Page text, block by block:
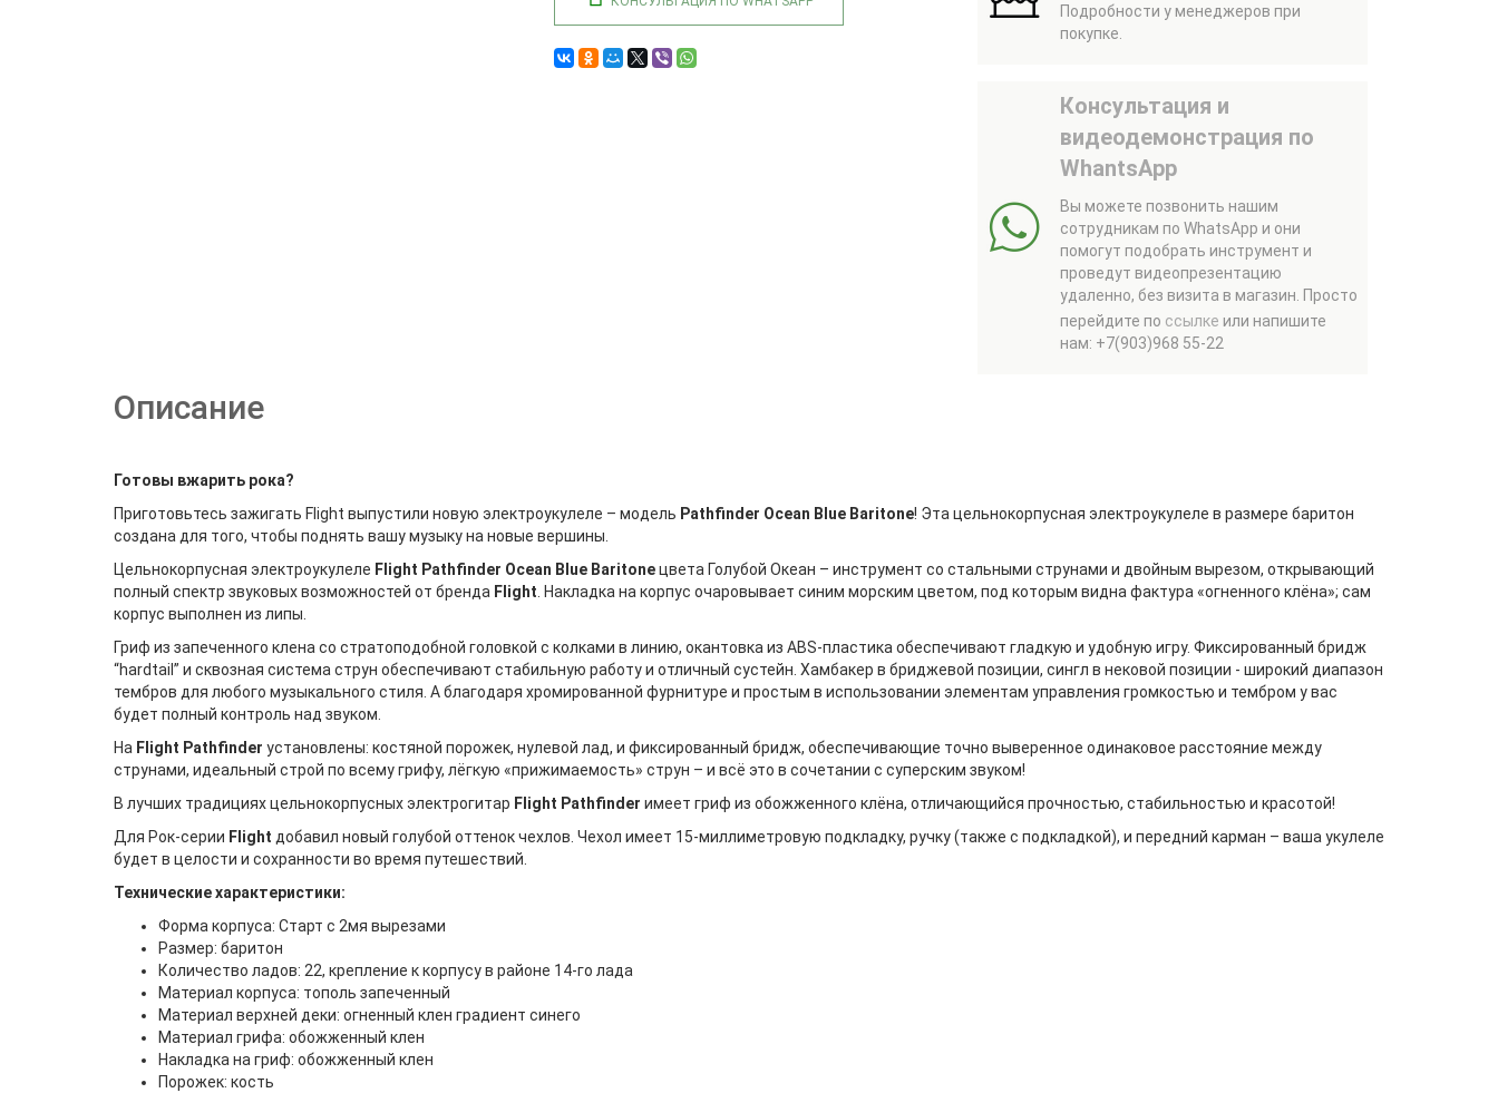
Подробности у менеджеров при
покупке.
Консультация и
видеодемонстрация по
WhantsApp
Вы можете позвонить нашим
сотрудникам по WhatsApp и они
помогут подобрать инструмент и
проведут видеопрезентацию
удаленно, без визита в магазин. Просто
перейдите по ссылке или напишите
нам: +7(903)968 55-22
Описание
Готовы вжарить рока?
Приготовьтесь зажигать Flight выпустили новую электроукулеле – модель Pathfinder Ocean Blue Baritone! Эта цельнокорпусная электроукулеле в размере баритон
создана для того, чтобы поднять вашу музыку на новые вершины.
Цельнокорпусная электроукулеле Flight Pathfinder Ocean Blue Baritoneцвета Голубой Океан – инструмент со стальными струнами и двойным вырезом, открывающий
полный спектр звуковых возможностей от бренда Flight . Накладка на корпус очаровывает синим морским цветом, под которым видна фактура «огненного клёна»; сам
корпус выполнен из липы.
Гриф из запеченного клена со стратоподобной головкой с колками в линию, окантовка из ABS-пластика обеспечивают гладкую и удобную игру. Фиксированный бридж
“hardtail” и сквозная система струн обеспечивают стабильную работу и отличный сустейн. Хамбакер в бриджевой позиции, сингл в нековой позиции - широкий диапазон
тембров для любого музыкального стиля. А благодаря хромированной фурнитуре и простым в использовании элементам управления громкостью и тембром у вас
будет полный контроль над звуком.
На Flight Pathfinder установлены: костяной порожек, нулевой лад, и фиксированный бридж, обеспечивающие точно выверенное одинаковое расстояние между
струнами, идеальный строй по всему грифу, лёгкую «прижимаемость» струн – и всё это в сочетании с суперским звуком!
В лучших традициях цельнокорпусных электрогитар Flight Pathfinder имеет гриф из обожженного клёна, отличающийся прочностью, стабильностью и красотой!
Для Рок-серии Flight добавил новый голубой оттенок чехлов. Чехол имеет 15-миллиметровую подкладку, ручку (также с подкладкой), и передний карман – ваша укулеле
будет в целости и сохранности во время путешествий.
Технические характеристики:
Форма корпуса: Старт с 2мя вырезами
Размер: баритон
Количество ладов: 22, крепление к корпусу в районе 14-го лада
Материал корпуса: тополь запеченный
Материал верхней деки: огненный клен градиент синего
Материал грифа: обожженный клен
Накладка на гриф: обожженный клен
Порожек: кость